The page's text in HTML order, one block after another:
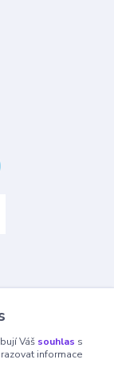
Váš souhlas s
informace